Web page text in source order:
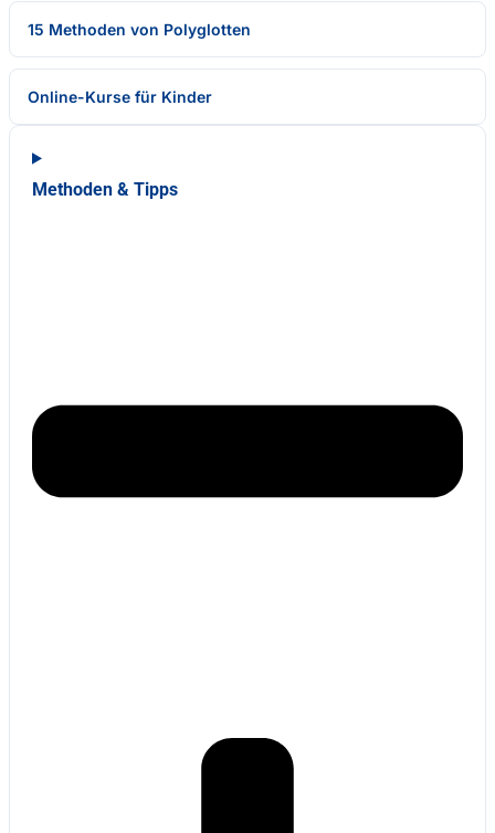
15 Methoden von Polyglotten
Online-Kurse für Kinder
Methoden & Tipps